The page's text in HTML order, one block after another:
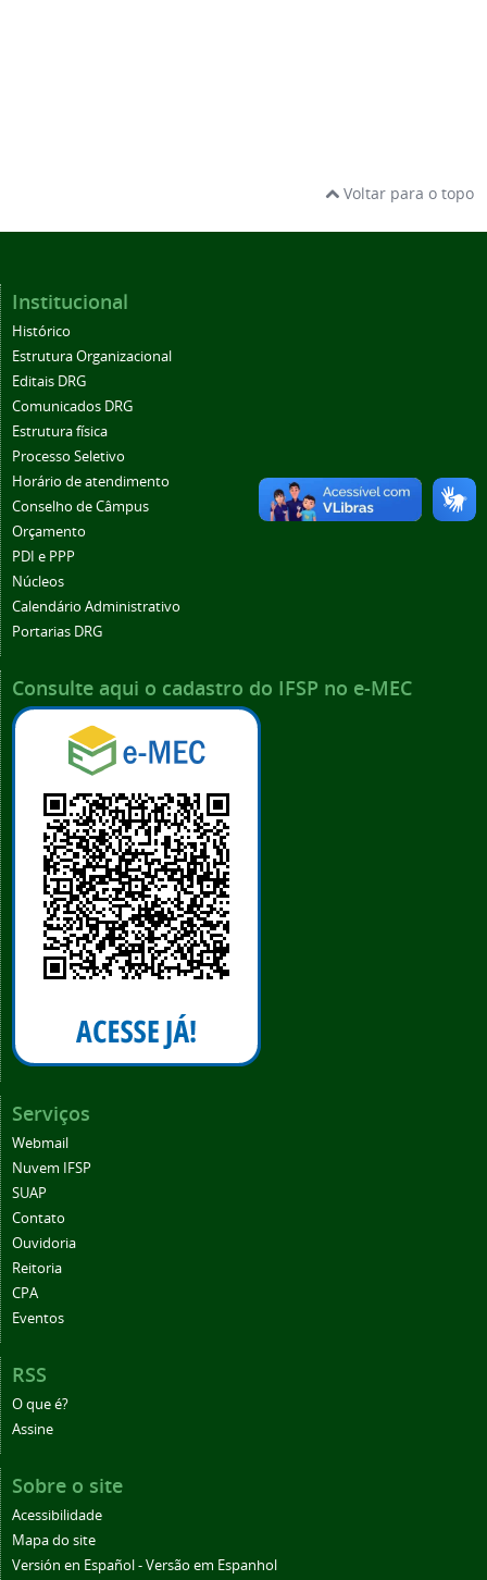
Voltar para o topo
Institucional
Histórico
Estrutura Organizacional
Editais DRG
Comunicados DRG
Estrutura física
Processo Seletivo
Horário de atendimento
Conselho de Câmpus
Orçamento
PDI e PPP
Núcleos
Calendário Administrativo
Portarias DRG
Consulte aqui o cadastro do IFSP no e-MEC
Serviços
Webmail
Nuvem IFSP
SUAP
Contato
Ouvidoria
Reitoria
CPA
Eventos
RSS
O que é?
Assine
Sobre o site
Acessibilidade
Mapa do site
Versión en Español - Versão em Espanhol